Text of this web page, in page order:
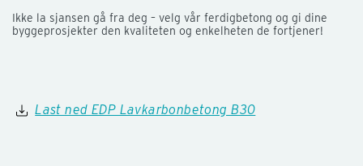
Ikke la sjansen gå fra deg – velg vår ferdigbetong og gi dine
byggeprosjekter den kvaliteten og enkelheten de fortjener!
Last ned EDP Lavkarbonbetong B30